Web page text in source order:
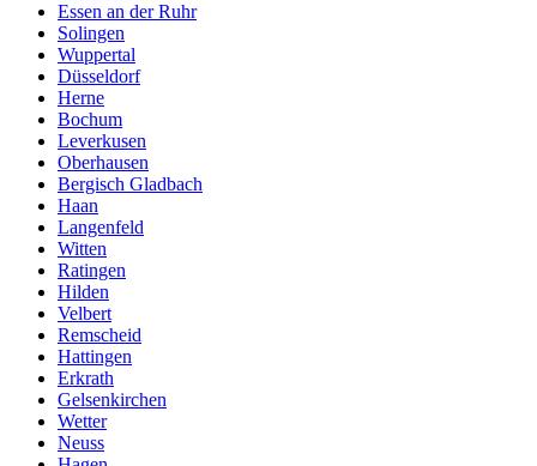
Essen an der Ruhr
Solingen
Wuppertal
Düsseldorf
Herne
Bochum
Leverkusen
Oberhausen
Bergisch Gladbach
Haan
Langenfeld
Witten
Ratingen
Hilden
Velbert
Remscheid
Hattingen
Erkrath
Gelsenkirchen
Wetter
Neuss